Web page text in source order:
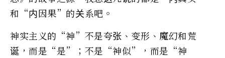
和“内因果”的关系吧。
神实主义的“神”不是夸张、变形、魔幻和荒
诞，而是“是”；不是“神似”，而是“神